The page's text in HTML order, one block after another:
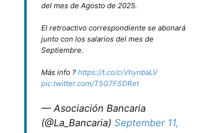
del mes de Agosto de 2025.
El retroactivo correspondiente se abonará
junto con los salarios del mes de
Septiembre.
Más info ? https://t.co/ciVhynbaLV
pic.twitter.com/T5G7FSDRet
— Asociación Bancaria
(@La_Bancaria) September 11,